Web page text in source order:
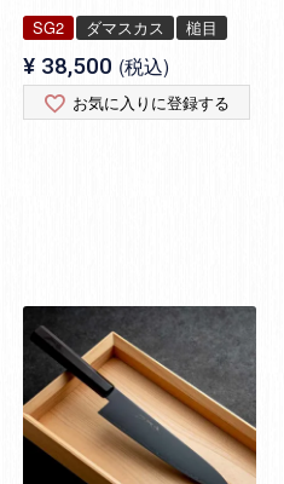
SG2 ダマスカス 槌目
¥ 38,500 税込
お気に入りに登録する